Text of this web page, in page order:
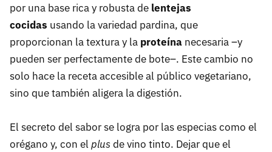
por una base rica y robusta de lentejas
cocidas usando la variedad pardina, que
proporcionan la textura y la proteína necesaria –y
pueden ser perfectamente de bote–. Este cambio no
solo hace la receta accesible al público vegetariano,
sino que también aligera la digestión.
El secreto del sabor se logra por las especias como el
orégano y, con el plusde vino tinto. Dejar que el